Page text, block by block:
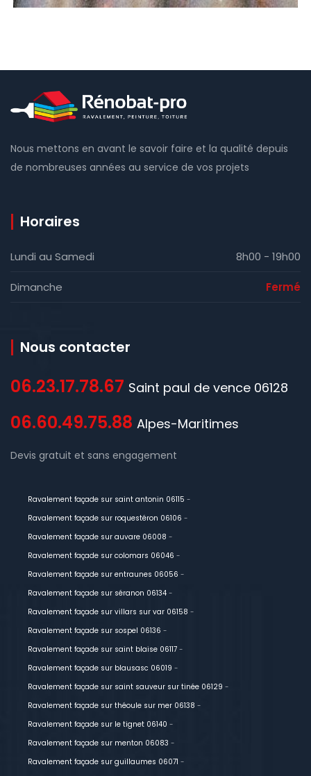
Nous mettons en avant le savoir faire et la qualité depuis
de nombreuses années au service de vos projets
Horaires
Lundi au Samedi 8h00 - 19h00
Dimanche Fermé
Nous contacter
06.23.17.78.67 Saint paul de vence 06128
06.60.49.75.88 Alpes-Maritimes
Devis gratuit et sans engagement
Ravalement façade sur saint antonin 06115 -
Ravalement façade sur roquestéron 06106 -
Ravalement façade sur auvare 06008 -
Ravalement façade sur colomars 06046 -
Ravalement façade sur entraunes 06056 -
Ravalement façade sur séranon 06134 -
Ravalement façade sur villars sur var 06158 -
Ravalement façade sur sospel 06136 -
Ravalement façade sur saint blaise 06117 -
Ravalement façade sur blausasc 06019 -
Ravalement façade sur saint sauveur sur tinée 06129 -
Ravalement façade sur théoule sur mer 06138 -
Ravalement façade sur le tignet 06140 -
Ravalement façade sur menton 06083 -
Ravalement façade sur guillaumes 06071 -